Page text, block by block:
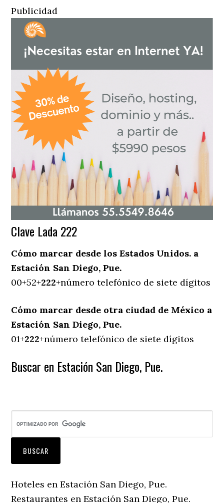
Publicidad
Clave Lada 222
Cómo marcar desde los Estados Unidos. a
Estación San Diego, Pue.
00+52+222+número telefónico de siete dígitos
Cómo marcar desde otra ciudad de México a
Estación San Diego, Pue.
01+222+número telefónico de siete dígitos
Buscar en Estación San Diego, Pue.
Hoteles en Estación San Diego, Pue.
Restaurantes en Estación San Diego, Pue.